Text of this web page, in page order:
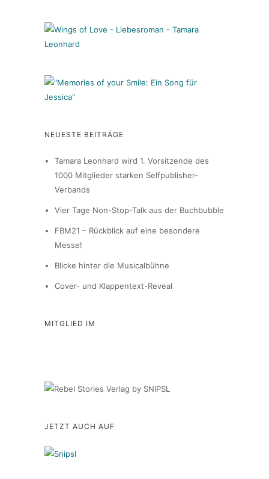
NEUESTE BEITRÄGE
Tamara Leonhard wird 1. Vorsitzende des
1000 Mitglieder starken Selfpublisher-
Verbands
Vier Tage Non-Stop-Talk aus der Buchbubble
FBM21 – Rückblick auf eine besondere
Messe!
Blicke hinter die Musicalbühne
Cover- und Klappentext-Reveal
MITGLIED IM
JETZT AUCH AUF